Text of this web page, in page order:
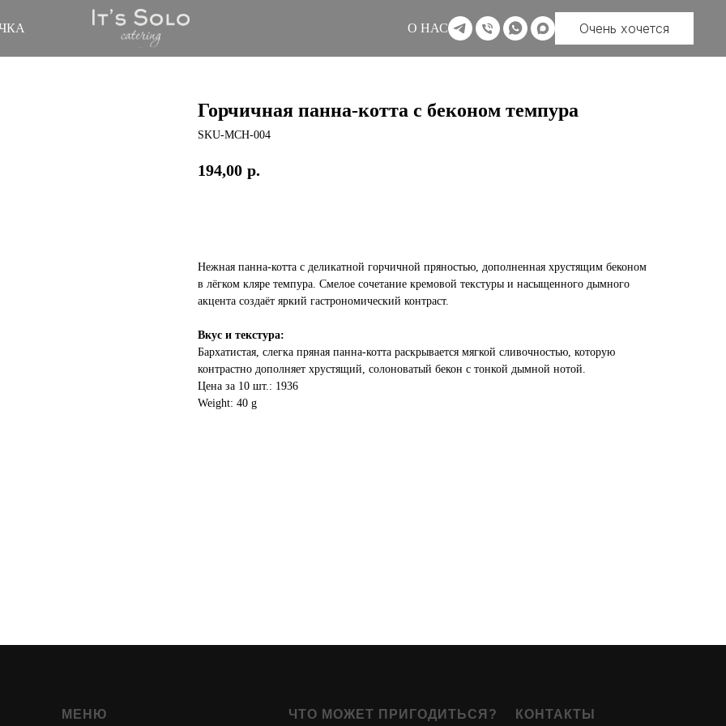
О НАС Очень хочется
Горчичная панна-котта с беконом темпура
SKU-MCH-004
194,00 р.
Нежная панна-котта с деликатной горчичной пряностью, дополненная хрустящим беконом
в лёгком кляре темпура. Смелое сочетание кремовой текстуры и насыщенного дымного
акцента создаёт яркий гастрономический контраст.
Вкус и текстура:
Бархатистая, слегка пряная панна-котта раскрывается мягкой сливочностью, которую
контрастно дополняет хрустящий, солоноватый бекон с тонкой дымной нотой.
Цена за 10 шт.: 1936
Weight: 40 g
КОНТАКТЫ
ЧТО МОЖЕТ ПРИГОДИТЬСЯ?
МЕНЮ